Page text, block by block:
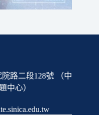
路二段128號 （中
中心）